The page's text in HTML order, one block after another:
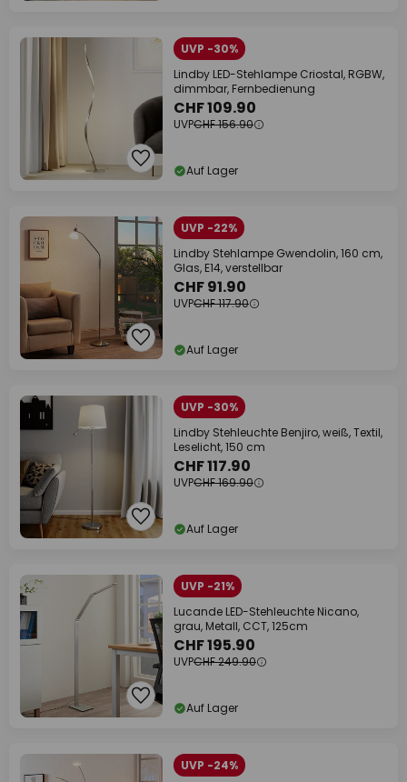
UVP -30%
Lindby LED-Stehlampe Criostal, RGBW,
dimmbar, Fernbedienung
CHF 109.90
UVPCHF 156.90
Auf Lager
UVP -22%
Lindby Stehlampe Gwendolin, 160 cm,
Glas, E14, verstellbar
CHF 91.90
UVPCHF 117.90
Auf Lager
UVP -30%
Lindby Stehleuchte Benjiro, weiß, Textil,
Leselicht, 150 cm
CHF 117.90
UVPCHF 169.90
Auf Lager
UVP -21%
Lucande LED-Stehleuchte Nicano,
grau, Metall, CCT, 125cm
CHF 195.90
UVPCHF 249.90
Auf Lager
UVP -24%